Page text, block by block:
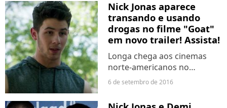
Nick Jonas aparece
transando e usando
drogas no filme "Goat"
em novo trailer! Assista!
Longa chega aos cinemas
norte-americanos no
próximo dia 23 de setembro.
6 de setembro de 2016